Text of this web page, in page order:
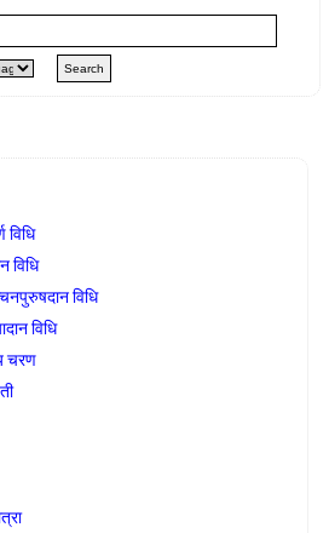
विधि
विधि
विधि
विधि
चरण